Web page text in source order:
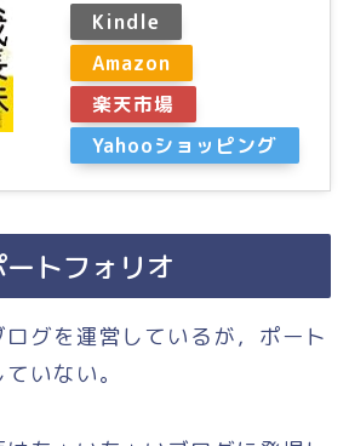
Kindle
Amazon
楽天市場
Yahooショッピング
トフォリオ
グを運営しているが，ポート
いない。